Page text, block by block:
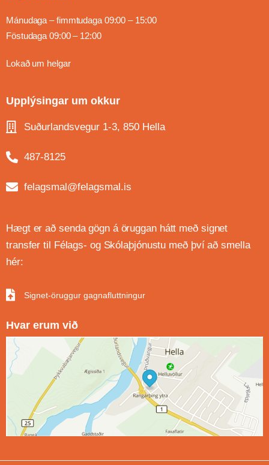
Mánudaga – fimmtudaga 09:00 – 15:00
Föstudaga 09:00 – 12:00
Lokað um helgar
Upplýsingar um okkur
Suðurlandsvegur 1-3, 850 Hella
487-8125
felagsmal@felagsmal.is
Hægt er að senda gögn á öruggan hátt með signet
transfer til Félags- og Skólaþjónustu með því að smella
hér:
Signet-öruggur gagnafluttningur
Hvar erum við